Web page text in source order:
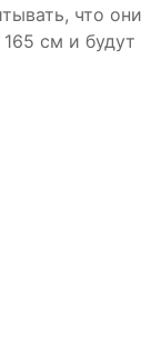
что они
см и будут